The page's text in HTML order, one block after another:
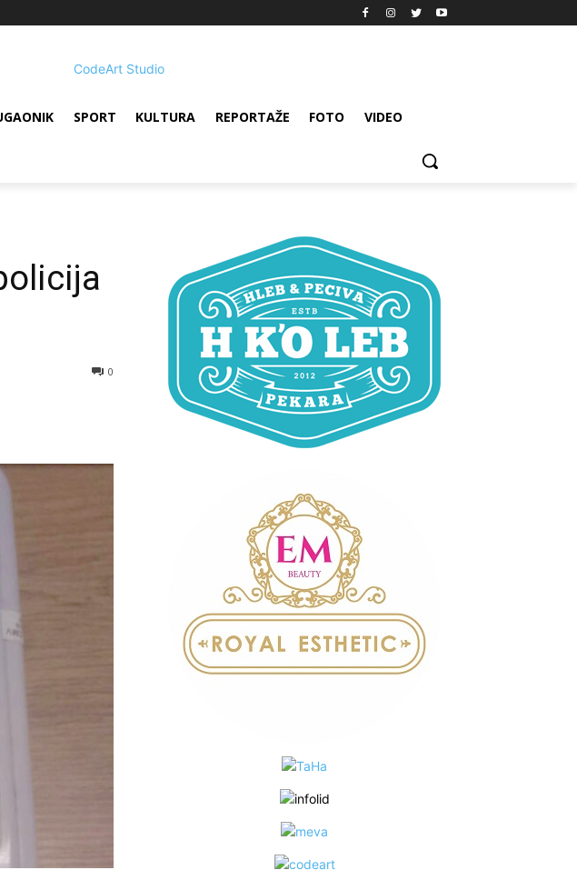
SPORT KULTURA REPORTAŽE FOTO VIDEO
0